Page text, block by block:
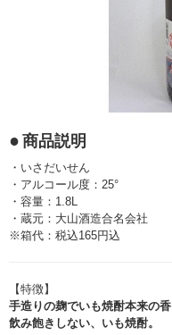
商品説明
・いさだいせん
・アルコール度：25°
・容量：1.8L
・蔵元：大山酒造合名会社
※箱代：税込165円込
【特徴】
手造りの麹でいも焼酎本来の
飲み飽きしない、いも焼酎。